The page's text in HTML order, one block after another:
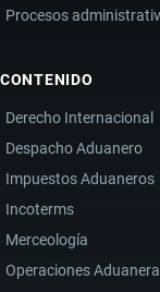
Procesos
CONTENIDO
Derecho Internacional
Despacho Aduanero
Impuestos Aduaneros
Incoterms
Merceología
Operaciones